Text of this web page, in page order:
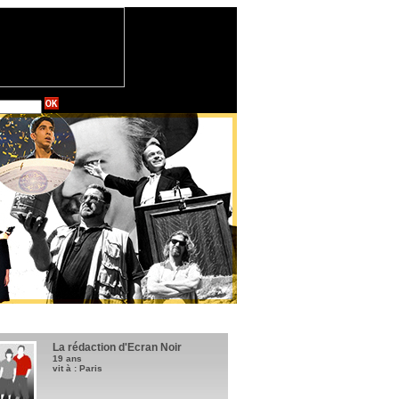
La rédaction d'Ecran Noir
19 ans
vit à : Paris